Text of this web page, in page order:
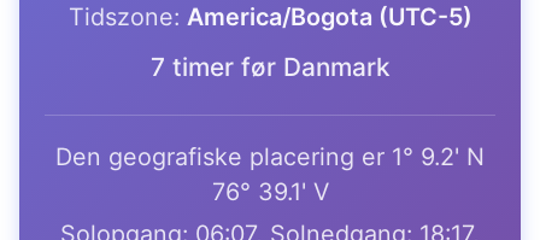
Tidszone: America/Bogota (UTC-5)
7 timer før Danmark
Den geografiske placering er 1° 9.2' N
76° 39.1' V